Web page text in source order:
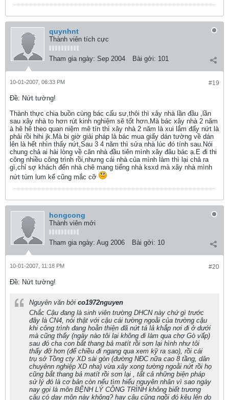
quynhnt
Thành viên tích cực
Tham gia ngày: Sep 2004 Bài gởi: 101
#19
10-01-2007, 06:33 PM
Ðề: Nứt tường!
Thành thực chia buồn cùng bác cấu sư,thôi thì xây nhà lần đầu ,lần
sau xây nhà to hơn rút kinh nghiệm sẽ tốt hơn.Mà bác xây nhà 2 năm
à hê hê theo quan niệm mê tín thì xây nhà 2 năm là xui lắm đấy nứt là
phải rồi hihi jk.Mà bi giờ giải pháp là bác mua giấy dán tường về dán
lên là hết nhìn thấy nứt,Sau 3 4 năm thì sửa nhà lúc đó tính sau.Nói
chung chả ai hài lòng về căn nhà đầu tiên mình xây đâu bác ạ.E đi thi
công nhiều công trình rồi,nhưng cái nhà của mình làm thì lại chả ra
gì,chỉ sợ khách đến nhà chê mang tiếng nhà ksxd mà xây nhà mình
nứt tùm lum kể cũng mắc cỡ
hongcong
Thành viên mới
Tham gia ngày: Aug 2006 Bài gởi: 10
#20
10-01-2007, 11:18 PM
Ðề: Nứt tường!
Nguyên văn bởi co1972nguyen
Chắc Cậu đang là sinh viên trường DHCN này chứ gì trước
đây là CN4, nói thật với cậu cái tường ngoằi của trường cậu
khi công trình đang hoằn thiện đã nứt tá lả khắp nơi đi ở dưới
mà cũng thấy (ngày nào tôi lại không đi làm qua chợ Gò vấp)
sau đó cha con bắt thang bả matít rồi sơn lại hình như tôi
thấy đỡ hơn (để chiều đi ngang qua xem kỹ ra sao), rồi cái
trụ sở Tồng cty XD sài gòn (đường NĐC nữa cao 8 tầng, dân
chuyênn nghiệp XD nha) vừa xây xong tường ngoằi nứt rồi họ
cũng bắt thang bả matít rồi sơn lại , tất cả những biện pháp
sử lý đó là cơ bản còn nếu tìm hiểu nguyên nhân vì sao ngày
nay gọi là môn BỆNH LÝ CÔNG TRÌNH không biết trương
cậu có dạy môn này không? hay cậu cũng ngồi đó kêu lên do